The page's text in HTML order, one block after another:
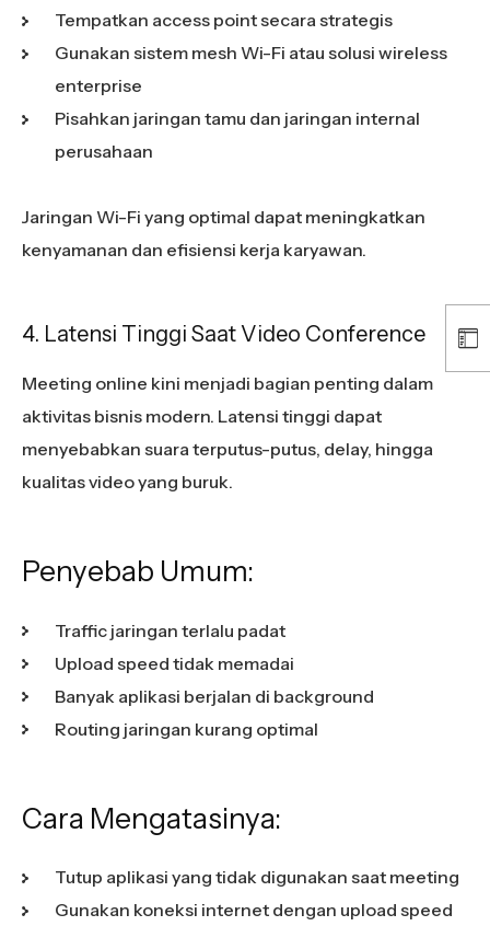
Tempatkan access point secara strategis
Gunakan sistem mesh Wi-Fi atau solusi wireless
enterprise
Pisahkan jaringan tamu dan jaringan internal
perusahaan
Jaringan Wi-Fi yang optimal dapat meningkatkan
kenyamanan dan efisiensi kerja karyawan.
4. Latensi Tinggi Saat Video Conference
Meeting online kini menjadi bagian penting dalam
aktivitas bisnis modern. Latensi tinggi dapat
menyebabkan suara terputus-putus, delay, hingga
kualitas video yang buruk.
Penyebab Umum:
Traffic jaringan terlalu padat
Upload speed tidak memadai
Banyak aplikasi berjalan di background
Routing jaringan kurang optimal
Cara Mengatasinya:
Tutup aplikasi yang tidak digunakan saat meeting
Gunakan koneksi internet dengan upload speed